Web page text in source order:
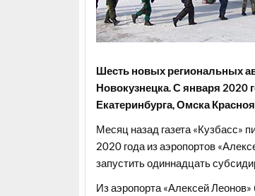
Шесть новых региональных
Новокузнецка. С января 2020
Екатеринбурга, Омска
Месяц назад газета «Кузбасс»
2020 года из аэропортов
запустить одиннадцать
Из аэропорта «Алексей